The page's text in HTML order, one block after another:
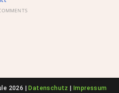
2026 |Datenschutz |Impressum